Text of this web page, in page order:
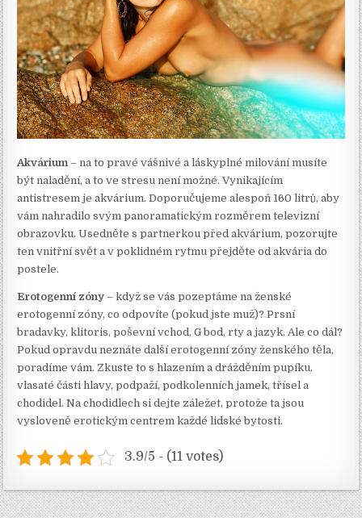
Akvárium– na to pravé vášnivé a láskyplné milování musíte
být naladění, a to ve stresu není možné. Vynikajícím
antistresem je akvárium. Doporučujeme alespoň 160 litrů, aby
vám nahradilo svým panoramatickým rozměrem televizní
obrazovku. Usedněte s partnerkou před akvárium, pozorujte
ten vnitřní svět a v poklidném rytmu přejděte od akvária do
postele.
Erotogenní zóny – když se vás pozeptáme na ženské
erotogenní zóny, co odpovíte (pokud jste muž)? Prsní
bradavky, klitoris, poševní vchod, G bod, rty a jazyk. Ale co dál?
Pokud opravdu neznáte další erotogenní zóny ženského těla,
poradíme vám. Zkuste to s hlazením a drážděním pupíku,
vlasaté části hlavy, podpaží, podkolenních jamek, třísel a
chodidel. Na chodidlech si dejte záležet, protože ta jsou
vysloveně erotickým centrem každé lidské bytosti.
3.9/5 - (11 votes)